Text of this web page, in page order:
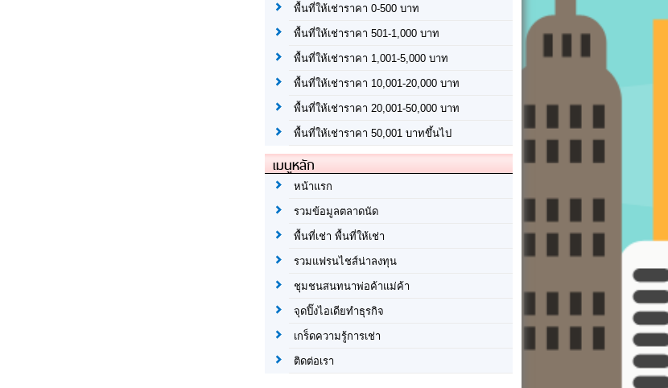
พื้นที่ให้เช่าราคา 0-500 บาท
พื้นที่ให้เช่าราคา 501-1,000 บาท
พื้นที่ให้เช่าราคา 1,001-5,000 บาท
พื้นที่ให้เช่าราคา 10,001-20,000 บาท
พื้นที่ให้เช่าราคา 20,001-50,000 บาท
พื้นที่ให้เช่าราคา 50,001 บาทขึ้นไป
เมนูหลัก
หน้าแรก
รวมข้อมูลตลาดนัด
พื้นที่เช่า พื้นที่ให้เช่า
รวมแฟรนไชส์น่าลงทุน
ชุมชนสนทนาพ่อค้าแม่ค้า
จุดปิ๊งไอเดียทำธุรกิจ
เกร็ดความรู้การเช่า
ติดต่อเรา